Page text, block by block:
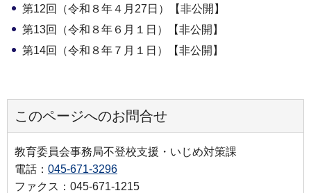
第12回（令和８年４月27日）【非公開】
第13回（令和８年６月１日）【非公開】
第14回（令和８年７月１日）【非公開】
このページへのお問合せ
教育委員会事務局不登校支援・いじめ対策課
電話： 045-671-3296
ファクス：045-671-1215